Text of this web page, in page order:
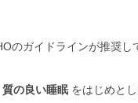
のガイドラインが推奨し
の良い睡眠 をはじめと